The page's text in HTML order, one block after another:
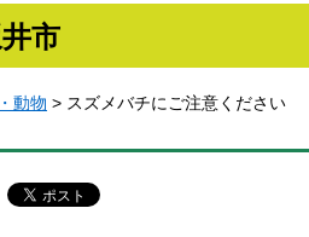
市
動物 > スズメバチにご注意ください